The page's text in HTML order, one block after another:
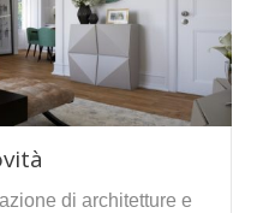
di architetture e